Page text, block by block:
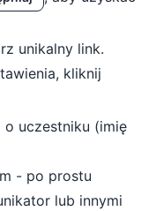
unikalny link.
kliknij
uczestniku (imię
- po prostu
lub innymi